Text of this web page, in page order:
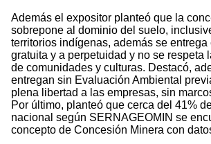
Además el expositor planteó que la
sobrepone al dominio del suelo,
territorios indígenas, además se entrega
gratuita y a perpetuidad y no se respeta
de comunidades y culturas. Destacó,
entregan sin Evaluación Ambiental
plena libertad a las empresas, sin
Por último, planteó que cerca del 41%
nacional según SERNAGEOMIN se
concepto de Concesión Minera con